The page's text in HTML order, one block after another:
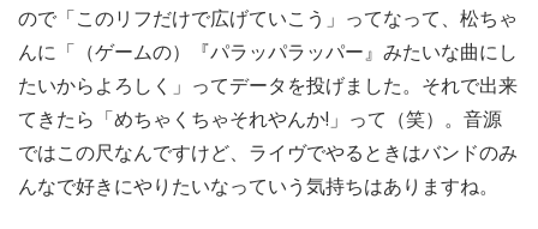
ので「このリフだけで広げていこう」ってなって、松ちゃ
んに「（ゲームの）『パラッパラッパー』みたいな曲にし
たいからよろしく」ってデータを投げました。それで出来
てきたら「めちゃくちゃそれやんか!」って（笑）。音源
ではこの尺なんですけど、ライヴでやるときはバンドのみ
んなで好きにやりたいなっていう気持ちはありますね。